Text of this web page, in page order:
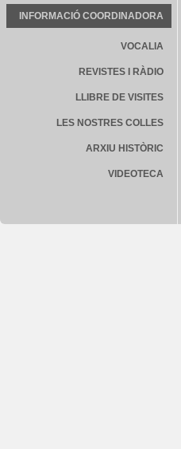
INFORMACIÓ COORDINADORA
VOCALIA
REVISTES I RÀDIO
LLIBRE DE VISITES
LES NOSTRES COLLES
ARXIU HISTÒRIC
VIDEOTECA